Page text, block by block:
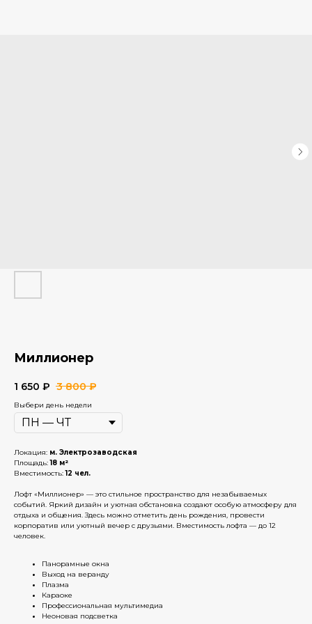
Миллионер
1 650 ₽ 3 800 ₽
Выбери день недели
Локация: м. Электрозаводская
Площадь:18 м²
Вместимость:12 чел.
Лофт «Миллионер» — это стильное пространство для незабываемых
событий. Яркий дизайн и уютная обстановка создают особую атмосферу для
отдыха и общения. Здесь можно отметить день рождения, провести
корпоратив или уютный вечер с друзьями. Вместимость лофта — до 12
человек.
Панорамные окна
Выход на веранду
Плазма
Караоке
Профессиональная мультимедиа
Неоновая подсветка